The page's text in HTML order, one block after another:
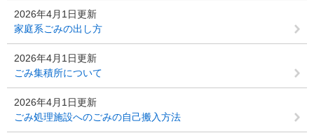
2026年4月1日更新
家庭系ごみの出し方
2026年4月1日更新
ごみ集積所について
2026年4月1日更新
ごみ処理施設へのごみの自己搬入方法